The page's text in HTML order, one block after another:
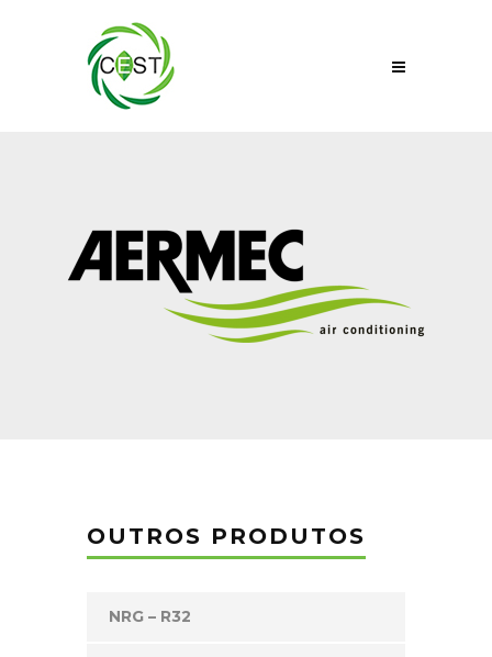
OUTROS PRODUTOS
NRG – R32